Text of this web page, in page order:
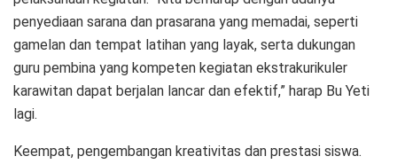
penyediaan sarana dan prasarana yang memadai, seperti
gamelan dan tempat latihan yang layak, serta dukungan
guru pembina yang kompeten kegiatan ekstrakurikuler
karawitan dapat berjalan lancar dan efektif,” harap Bu Yeti
lagi.
Keempat, pengembangan kreativitas dan prestasi siswa.